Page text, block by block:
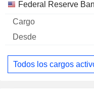
Federal Reserve
Todos los cargos